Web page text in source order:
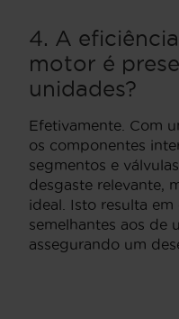
4. A
motor é
unidades?
Efetivamente. Com
os componentes
segmentos e
desgaste relevante,
ideal. Isto resulta
semelhantes aos de
assegurando um